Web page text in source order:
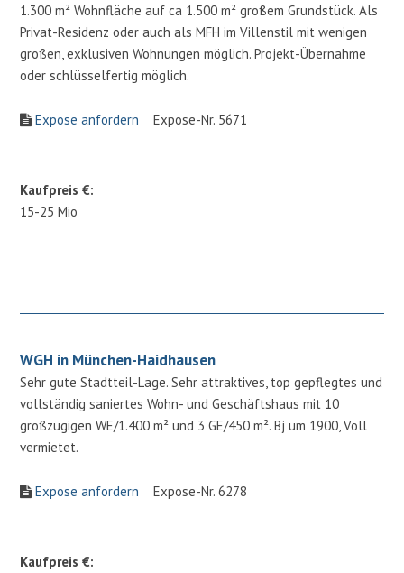
1.300 m² Wohnfläche auf ca 1.500 m² großem Grundstück. Als
Privat-Residenz oder auch als MFH im Villenstil mit wenigen
großen, exklusiven Wohnungen möglich. Projekt-Übernahme
oder schlüsselfertig möglich.
Expose anfordern Expose-Nr. 5671
Kaufpreis €:
15-25 Mio
WGH in München-Haidhausen
Sehr gute Stadtteil-Lage. Sehr attraktives, top gepflegtes und
vollständig saniertes Wohn- und Geschäftshaus mit 10
großzügigen WE/1.400 m² und 3 GE/450 m². Bj um 1900, Voll
vermietet.
Expose anfordern Expose-Nr. 6278
Kaufpreis €: